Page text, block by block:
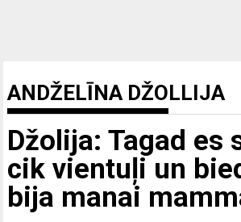
ANDŽELĪNA DŽOLLIJA
Džolija: Tagad es
cik vientuļi un
bija manai